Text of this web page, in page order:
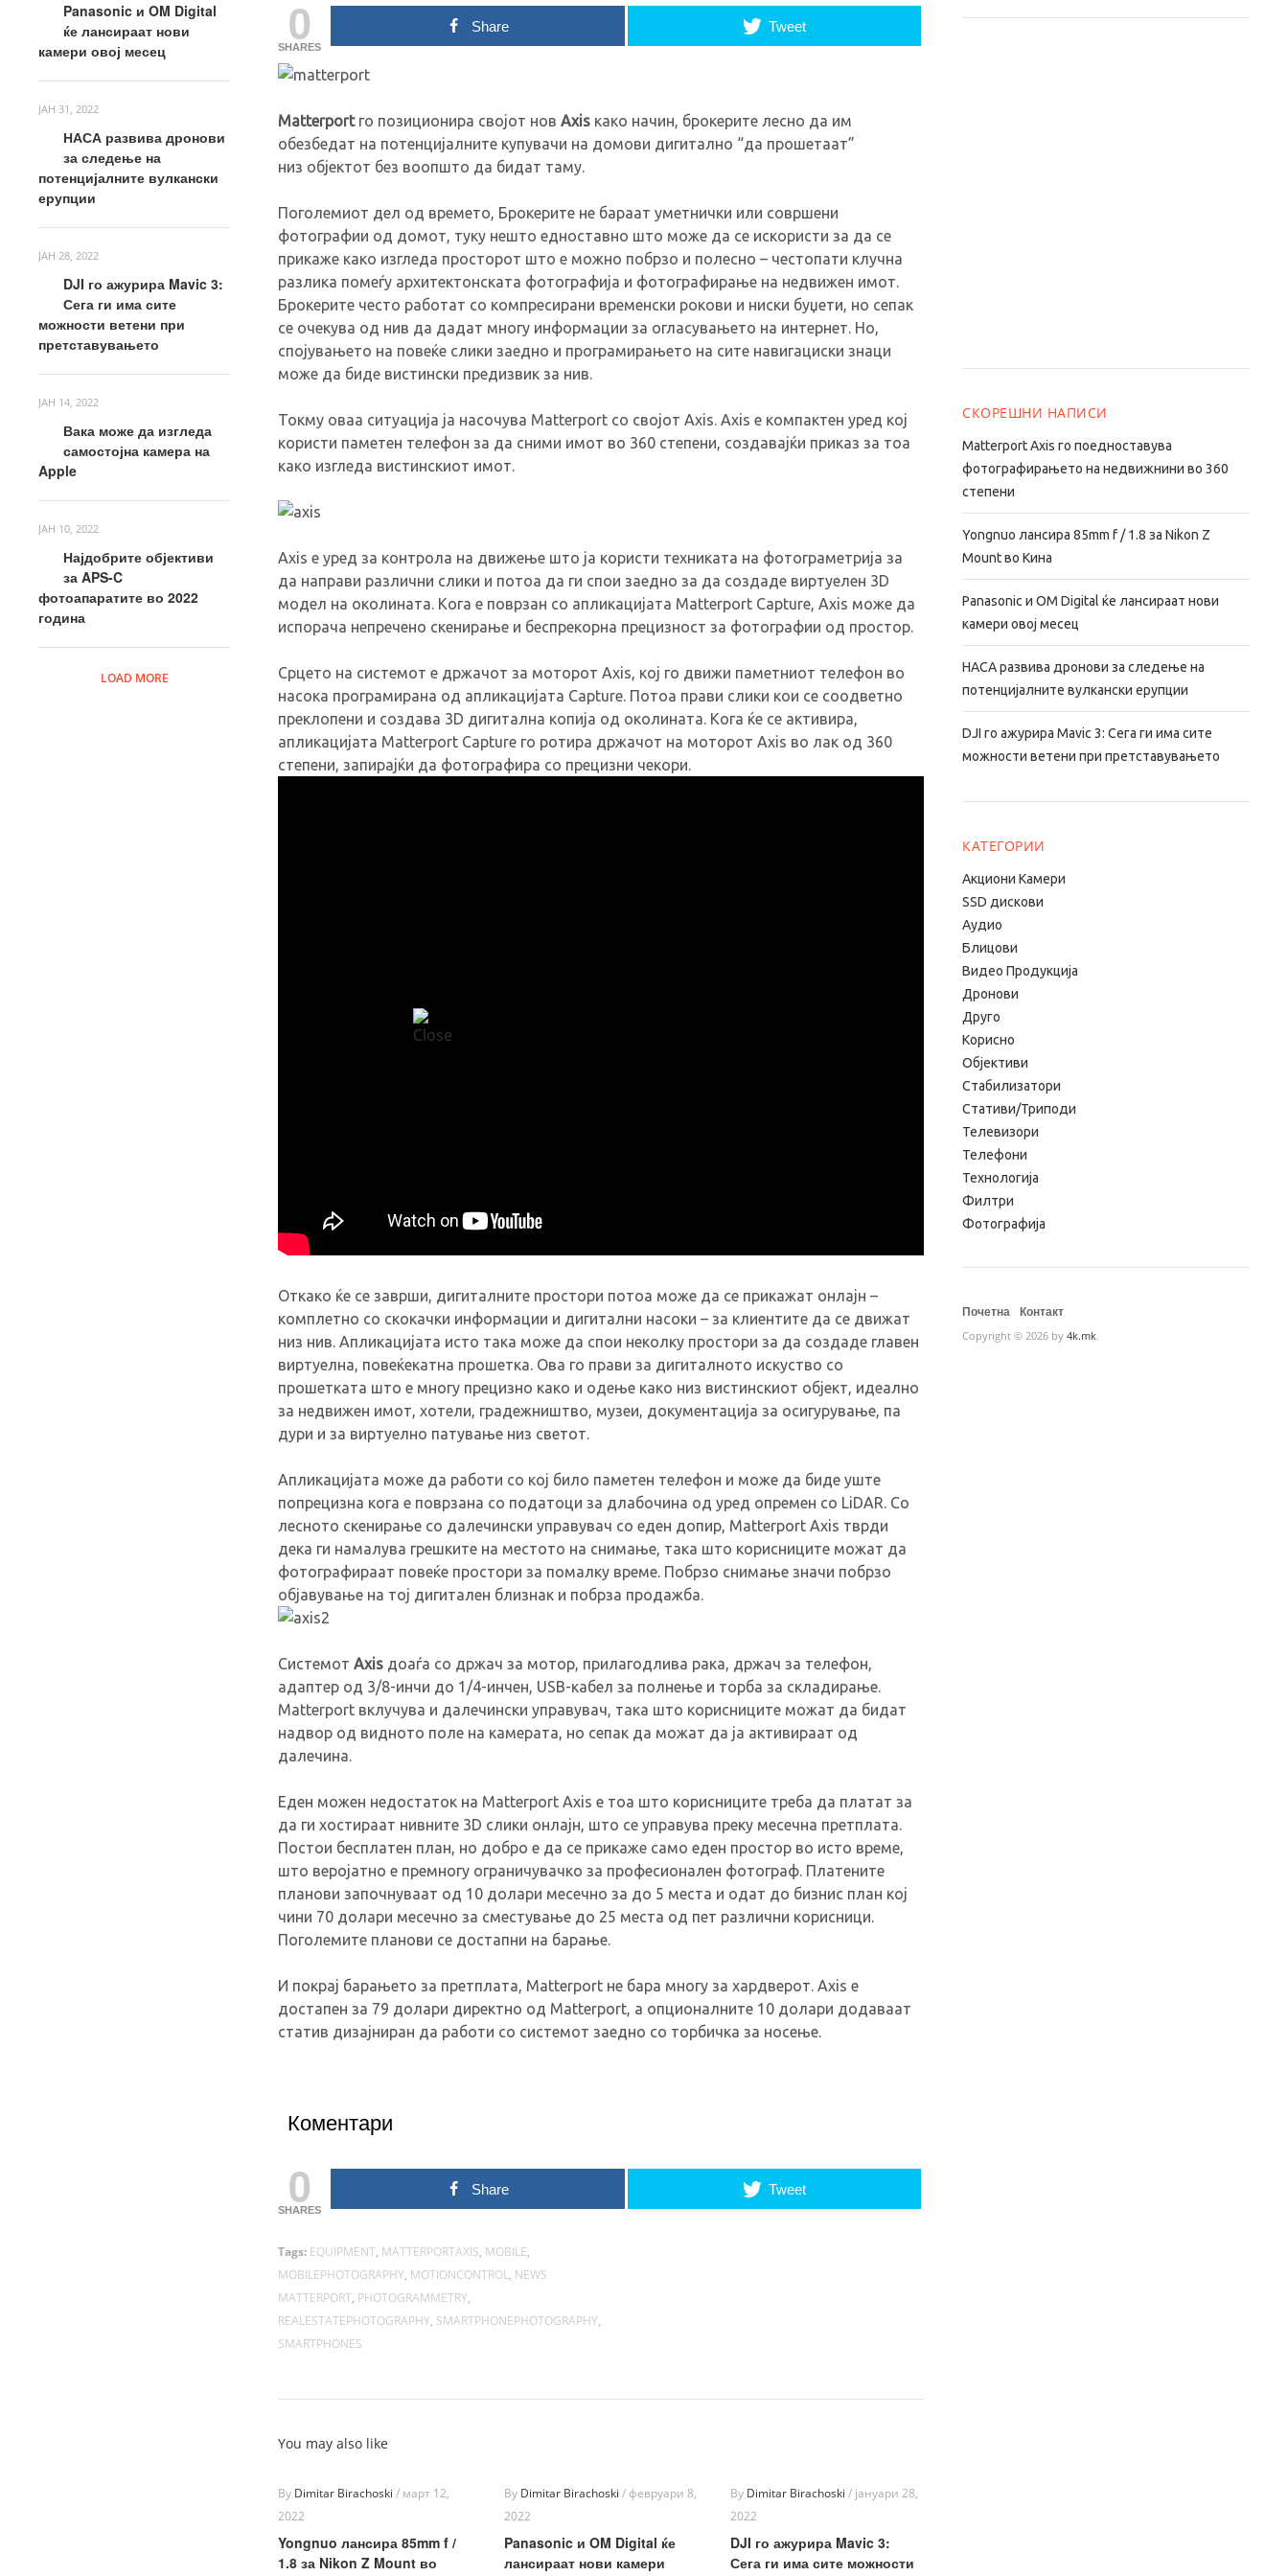
Panasonic и OM Digital
ќе лансираат нови
камери овој месец
ЈАН 31, 2022
НАСА развива дронови
за следење на
потенцијалните вулкански
ерупции
ЈАН 28, 2022
DJI го ажурира Mavic 3:
Сега ги има сите
можности ветени при
претставувањето
ЈАН 14, 2022
Вака може да изгледа
самостојна камера на
Apple
ЈАН 10, 2022
Најдобрите објективи
за APS-C
фотоапаратите во 2022
година
LOAD MORE
0
SHARES
Share Tweet
Matterportго позиционира својот нов Axis како начин, брокерите лесно да им
обезбедат на потенцијалните купувачи на домови дигитално “да прошетаат”
низ објектот без воопшто да бидат таму.
Поголемиот дел од времето, Брокерите не бараат уметнички или совршени
фотографии од домот, туку нешто едноставно што може да се искористи за да се
прикаже како изгледа просторот што е можно побрзо и полесно – честопати клучна
разлика помеѓу архитектонската фотографија и фотографирање на недвижен имот.
Брокерите често работат со компресирани временски рокови и ниски буџети, но сепак
се очекува од нив да дадат многу информации за огласувањето на интернет. Но,
спојувањето на повеќе слики заедно и програмирањето на сите навигациски знаци
може да биде вистински предизвик за нив.
Токму оваа ситуација ја насочува Matterport со својот Axis. Axis е компактен уред кој
користи паметен телефон за да сними имот во 360 степени, создавајќи приказ за тоа
како изгледа вистинскиот имот.
Axis е уред за контрола на движење што ја користи техниката на фотограметрија за
да направи различни слики и потоа да ги спои заедно за да создаде виртуелен 3D
модел на околината. Кога е поврзан со апликацијата Matterport Capture, Axis може да
испорача непречено скенирање и беспрекорна прецизност за фотографии од простор.
Срцето на системот е држачот за моторот Axis, кој го движи паметниот телефон во
насока програмирана од апликацијата Capture. Потоа прави слики кои се соодветно
преклопени и создава 3D дигитална копија од околината. Кога ќе се активира,
апликацијата Matterport Capture го ротира држачот на моторот Axis во лак од 360
степени, запирајќи да фотографира со прецизни чекори.
Откако ќе се заврши, дигиталните простори потоа може да се прикажат онлајн –
комплетно со скокачки информации и дигитални насоки – за клиентите да се движат
низ нив. Апликацијата исто така може да спои неколку простори за да создаде главен
виртуелна, повеќекатна прошетка. Ова го прави за дигиталното искуство со
прошетката што е многу прецизно како и одење како низ вистинскиот објект, идеално
за недвижен имот, хотели, градежништво, музеи, документација за осигурување, па
дури и за виртуелно патување низ светот.
Апликацијата може да работи со кој било паметен телефон и може да биде уште
попрецизна кога е поврзана со податоци за длабочина од уред опремен со LiDAR. Со
лесното скенирање со далечински управувач со еден допир, Matterport Axis тврди
дека ги намалува грешките на местото на снимање, така што корисниците можат да
фотографираат повеќе простори за помалку време. Побрзо снимање значи побрзо
објавување на тој дигитален близнак и побрза продажба.
Системот Axis доаѓа со држач за мотор, прилагодлива рака, држач за телефон,
адаптер од 3/8-инчи до 1/4-инчен, USB-кабел за полнење и торба за складирање.
Matterport вклучува и далечински управувач, така што корисниците можат да бидат
надвор од видното поле на камерата, но сепак да можат да ја активираат од
далечина.
Еден можен недостаток на Matterport Axis е тоа што корисниците треба да платат за
да ги хостираат нивните 3D слики онлајн, што се управува преку месечна претплата.
Постои бесплатен план, но добро е да се прикаже само еден простор во исто време,
што веројатно е премногу ограничувачко за професионален фотограф. Платените
планови започнуваат од 10 долари месечно за до 5 места и одат до бизнис план кој
чини 70 долари месечно за сместување до 25 места од пет различни корисници.
Поголемите планови се достапни на барање.
И покрај барањето за претплата, Matterport не бара многу за хардверот. Axis е
достапен за 79 долари директно од Matterport, а опционалните 10 долари додаваат
статив дизајниран да работи со системот заедно со торбичка за носење.
Коментари
0
SHARES
Share Tweet
Tags: EQUIPMENT, MATTERPORTAXIS, MOBILE,
MOBILEPHOTOGRAPHY, MOTIONCONTROL, NEWS
MATTERPORT, PHOTOGRAMMETRY,
REALESTATEPHOTOGRAPHY, SMARTPHONEPHOTOGRAPHY,
SMARTPHONES
You may also like
By Dimitar Birachoski / март 12,
2022
Yongnuo лансира 85mm f /
1.8 за Nikon Z Mount во
By Dimitar Birachoski / февруари 8,
2022
Panasonic и OM Digital ќе
лансираат нови камери
By Dimitar Birachoski / јануари 28,
2022
DJI го ажурира Mavic 3:
Сега ги има сите можности
СКОРЕШНИ НАПИСИ
Matterport Axis го поедноставува
фотографирањето на недвижнини во 360
степени
Yongnuo лансира 85mm f / 1.8 за Nikon Z
Mount во Кина
Panasonic и OM Digital ќе лансираат нови
камери овој месец
НАСА развива дронови за следење на
потенцијалните вулкански ерупции
DJI го ажурира Mavic 3: Сега ги има сите
можности ветени при претставувањето
КАТЕГОРИИ
Aкциони Камери
SSD дискови
Аудио
Блицови
Видео Продукција
Дронови
Друго
Корисно
Објективи
Стабилизатори
Стативи/Триподи
Телевизори
Телефони
Технологија
Филтри
Фотографија
Почетна Контакт
Copyright © 2026 by 4k.mk.